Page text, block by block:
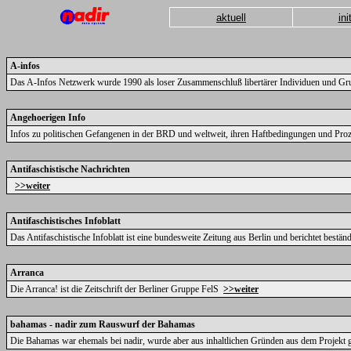
aktuell
A-infos
Das A-Infos Netzwerk wurde 1990 als loser Zusammenschluß libertärer Individuen und
Angehoerigen Info
Infos zu politischen Gefangenen in der BRD und weltweit, ihren Haftbedingungen und
Antifaschistische Nachrichten
>>weiter
Antifaschistisches Infoblatt
Das Antifaschistische Infoblatt ist eine bundesweite Zeitung aus Berlin und berichtet
Arranca
Die Arranca! ist die Zeitschrift der Berliner Gruppe FelS >>weiter
bahamas - nadir zum Rauswurf der Bahamas
Die Bahamas war ehemals bei nadir, wurde aber aus inhaltlichen Gründen aus dem